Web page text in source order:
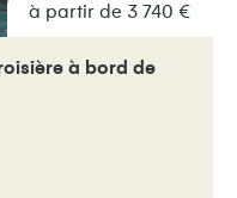
à partir de 3 740 €
à bord de